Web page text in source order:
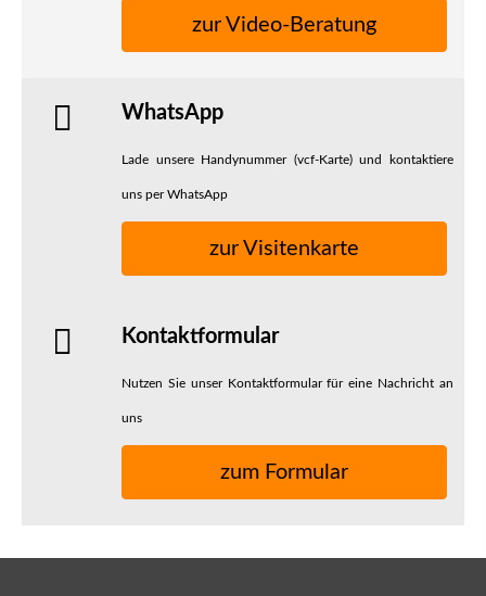
zur Video-Beratung
WhatsApp
Lade unsere Handynummer (vcf-Karte) und kontaktiere
uns per WhatsApp
zur Visitenkarte
Kontaktformular
Nutzen Sie unser Kontaktformular für eine Nachricht an
uns
zum Formular